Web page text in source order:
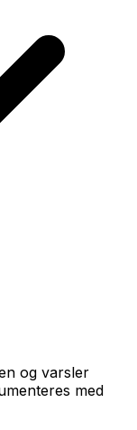
og varsler
med